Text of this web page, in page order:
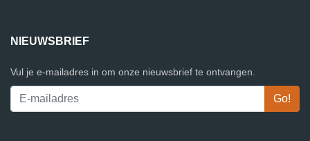
NIEUWSBRIEF
Vul je e-mailadres in om onze nieuwsbrief te ontvangen.